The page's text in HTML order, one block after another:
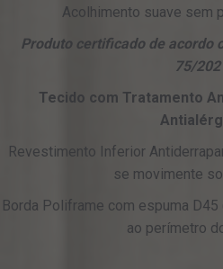
Acolhimento suave sem
Produto certificado de acordo
75/
Tecido com Tratamento
Revestimento Inferior
se movimente
Borda Poliframe com espuma
ao perímetro